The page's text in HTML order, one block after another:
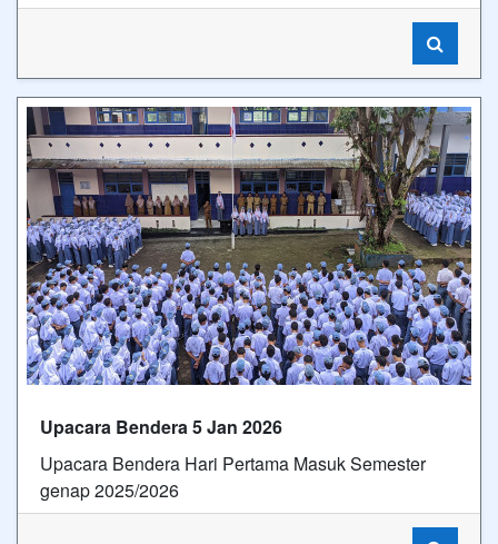
Upacara Bendera 5 Jan 2026
Upacara Bendera Hari Pertama Masuk Semester
genap 2025/2026